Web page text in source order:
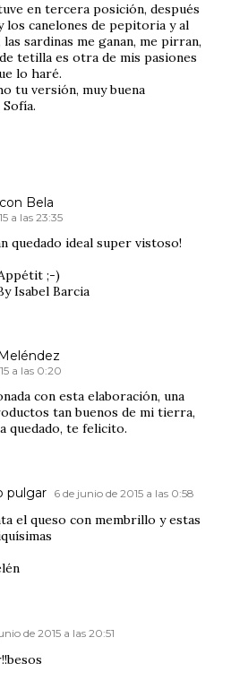
en tercera posición, después
los canelones de pepitoria y al
sardinas me ganan, me pirran,
tetilla es otra de mis pasiones
lo haré.
tu versión, muy buena
Bela
a las 23:35
quedado ideal super vistoso!
;-)
Isabel Barcia
a las 0:20
con esta elaboración, una
tan buenos de mi tierra,
quedado, te felicito.
pulgar 6 de junio de 2015 a las 0:58
el queso con membrillo y estas
de 2015 a las 20:51